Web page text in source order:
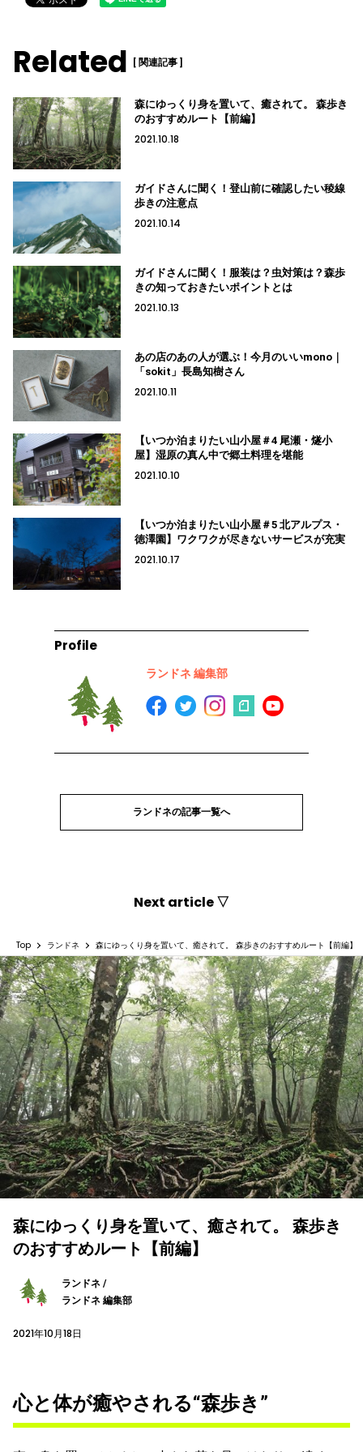
Related [ 関連記事 ]
森にゆっくり身を置いて、癒されて。 森歩き
のおすすめルート【前編】
2021.10.18
ガイドさんに聞く！登山前に確認したい稜線
歩きの注意点
2021.10.14
ガイドさんに聞く！服装は？虫対策は？森歩
きの知っておきたいポイントとは
2021.10.13
あの店のあの人が選ぶ！今月のいいmono｜
「sokit」長島知樹さん
2021.10.11
【いつか泊まりたい山小屋＃4 尾瀬・燧小
屋】湿原の真ん中で郷土料理を堪能
2021.10.10
【いつか泊まりたい山小屋＃5 北アルプス・
徳澤園】ワクワクが尽きないサービスが充実
2021.10.17
Profile
ランドネ 編集部
ランドネの記事一覧へ
Next article ▽
Top ランドネ 森にゆっくり身を置いて、癒されて。 森歩きのおすすめルート【前編】
森にゆっくり身を置いて、癒されて。 森歩き
のおすすめルート【前編】
ランドネ /
ランドネ 編集部
2021年10月18日
心と体が癒やされる“森歩き”